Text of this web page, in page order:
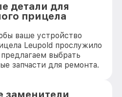
детали для
прицела
ваше устройство
Leupold прослужило
выбрать
запчасти для ремонта.
заменители